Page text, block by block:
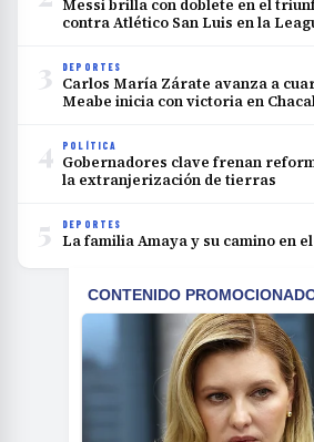
Messi brilla con doblete en el
contra Atlético San Luis en la
3 DEPORTES
Carlos María Zárate avanza a
Meabe inicia con victoria en
4 POLÍTICA
Gobernadores clave frenan
la extranjerización de tierras
5 DEPORTES
La familia Amaya y su camino en